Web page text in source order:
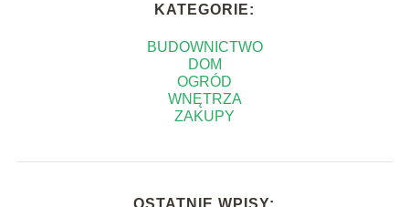
KATEGORIE:
BUDOWNICTWO
DOM
OGRÓD
WNĘTRZA
ZAKUPY
OSTATNIE WPISY: